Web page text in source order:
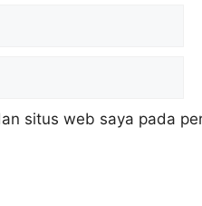
situs web saya pada